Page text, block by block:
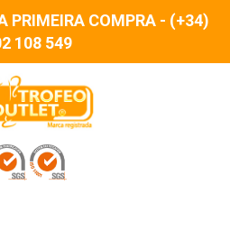
PRIMEIRA COMPRA - (+34)
108 549